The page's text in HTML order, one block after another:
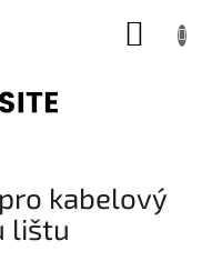
kabelový
lištu